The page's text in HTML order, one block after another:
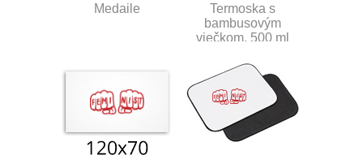
Medaile
Termoska s
bambusovým
viečkom, 500 ml